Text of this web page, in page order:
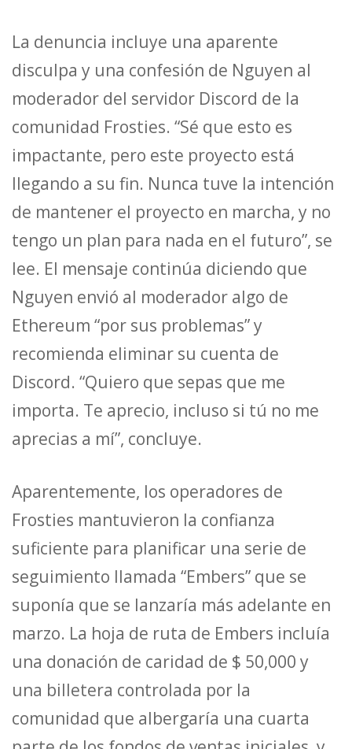
La denuncia incluye una aparente
disculpa y una confesión de Nguyen al
moderador del servidor Discord de la
comunidad Frosties. “Sé que esto es
impactante, pero este proyecto está
llegando a su fin. Nunca tuve la intención
de mantener el proyecto en marcha, y no
tengo un plan para nada en el futuro”, se
lee. El mensaje continúa diciendo que
Nguyen envió al moderador algo de
Ethereum “por sus problemas” y
recomienda eliminar su cuenta de
Discord. “Quiero que sepas que me
importa. Te aprecio, incluso si tú no me
aprecias a mí”, concluye.
Aparentemente, los operadores de
Frosties mantuvieron la confianza
suficiente para planificar una serie de
seguimiento llamada “Embers” que se
suponía que se lanzaría más adelante en
marzo. La hoja de ruta de Embers incluía
una donación de caridad de $ 50,000 y
una billetera controlada por la
comunidad que albergaría una cuarta